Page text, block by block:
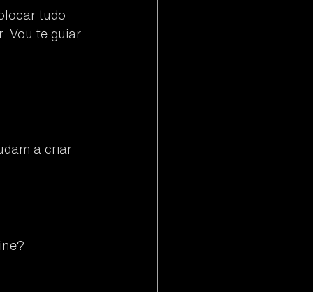
tudo
Vou te guiar
a criar